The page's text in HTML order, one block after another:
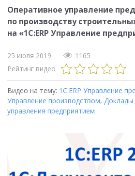
Оперативное управление
по производству
на «1С:ERP Управление
25 июля 2019
1165
Рейтинг видео
Видео на тему: 1С:ERP Управление
Управление производством, Доклады
управления предприятием